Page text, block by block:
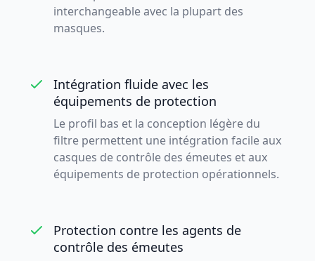
interchangeable avec la plupart des
masques.
Intégration fluide avec les
équipements de protection
Le profil bas et la conception légère du
filtre permettent une intégration facile aux
casques de contrôle des émeutes et aux
équipements de protection opérationnels.
Protection contre les agents de
contrôle des émeutes